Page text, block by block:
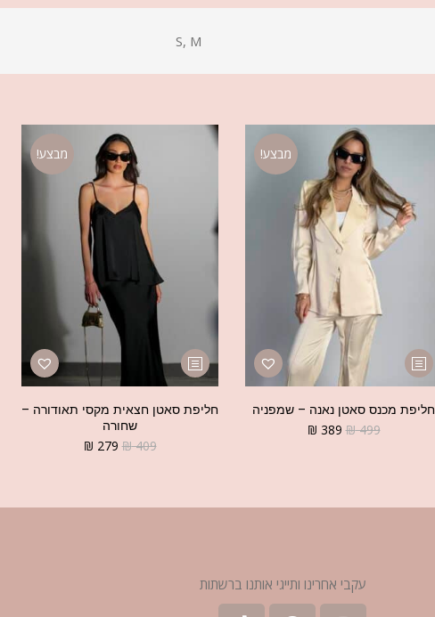
S, M
מבצע!
חליפת מכנס סאטן נאנה – שמפניה
₪499
₪ 389
מבצע!
חליפת סאטן חצאית מקסי תאודורה –
שחורה
₪409
₪ 279
עקבי אחרינו ותייגי אותנו ברשתות